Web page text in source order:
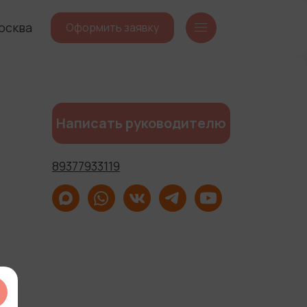
Оформить заявку
Написать руководителю
89377933119